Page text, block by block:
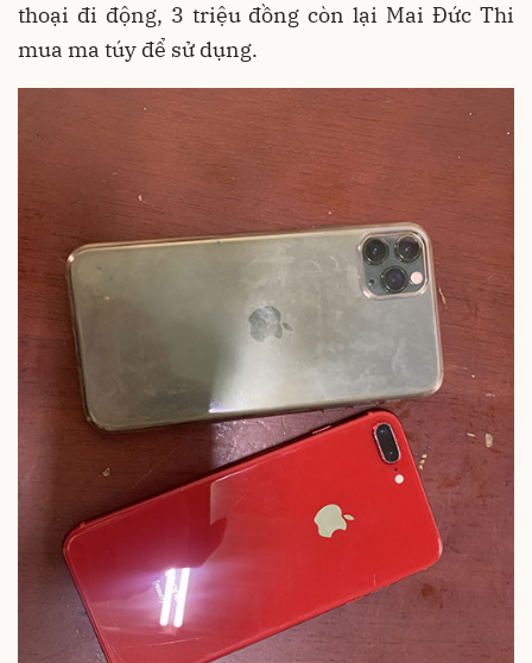
thoại đi động, 3 triệu đồng còn lại Mai Đức Thi
mua ma túy để sử dụng.